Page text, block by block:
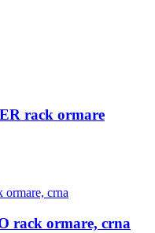
rack ormare
rack ormare, crna